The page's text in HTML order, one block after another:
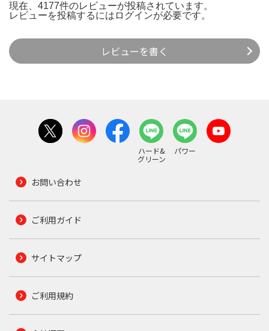
現在、4177件のレビューが投稿されています。
レビューを投稿するには ログインが必要です。
レビューを書く
ハード&
グリーン
パワー
お問い合わせ
ご利用ガイド
サイトマップ
ご利用規約